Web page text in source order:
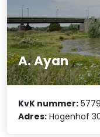
A. Ayan
KvK nummer:
Adres: Hogenhof